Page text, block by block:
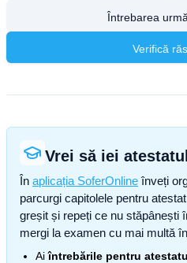
Întrebarea
Verifică
Vrei să iei
În aplicația SoferOnline înveți
parcurgi capitolele pentru
greșit și repeți ce nu stăpânești
mergi la examen cu mai multă
Aiîntrebările pentru